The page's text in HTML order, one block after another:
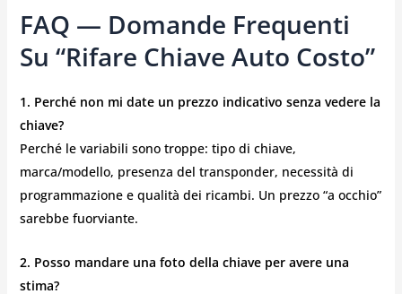
FAQ — Domande Frequenti
Su “rifare Chiave Auto Costo”
1. Perché non mi date un prezzo indicativo senza vedere la
chiave?
Perché le variabili sono troppe: tipo di chiave,
marca/modello, presenza del transponder, necessità di
programmazione e qualità dei ricambi. Un prezzo “a occhio”
sarebbe fuorviante.
2. Posso mandare una foto della chiave per avere una
stima?